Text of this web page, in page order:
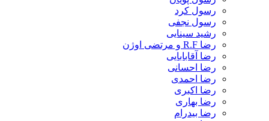
رسول کرد
رسول نجفی
رشید سینایی
رضا R.F و مرتضی اوژن
رضا آقابابایی
رضا احسانی
رضا احمدی
رضا اکبری
رضا بهاری
رضا بیدرام